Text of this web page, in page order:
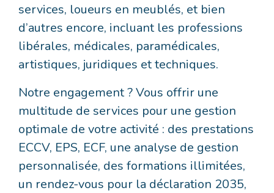
services, loueurs en meublés, et bien
d’autres encore, incluant les professions
libérales, médicales, paramédicales,
artistiques, juridiques et techniques.
Notre engagement ? Vous offrir une
multitude de services pour une gestion
optimale de votre activité : des prestations
ECCV, EPS, ECF, une analyse de gestion
personnalisée, des formations illimitées,
un rendez-vous pour la déclaration 2035,